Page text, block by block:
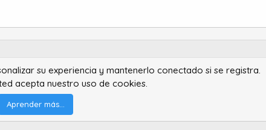
© 2010-2022 XenForo Ltd.
- Premium XF2 Addons
byStylesFactory.pl
su experiencia y mantenerlo conectado si se registra.
acepta nuestro uso de cookies.
Aprender más...